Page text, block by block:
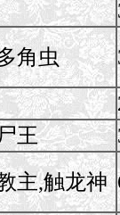
角虫
王
主,触龙神